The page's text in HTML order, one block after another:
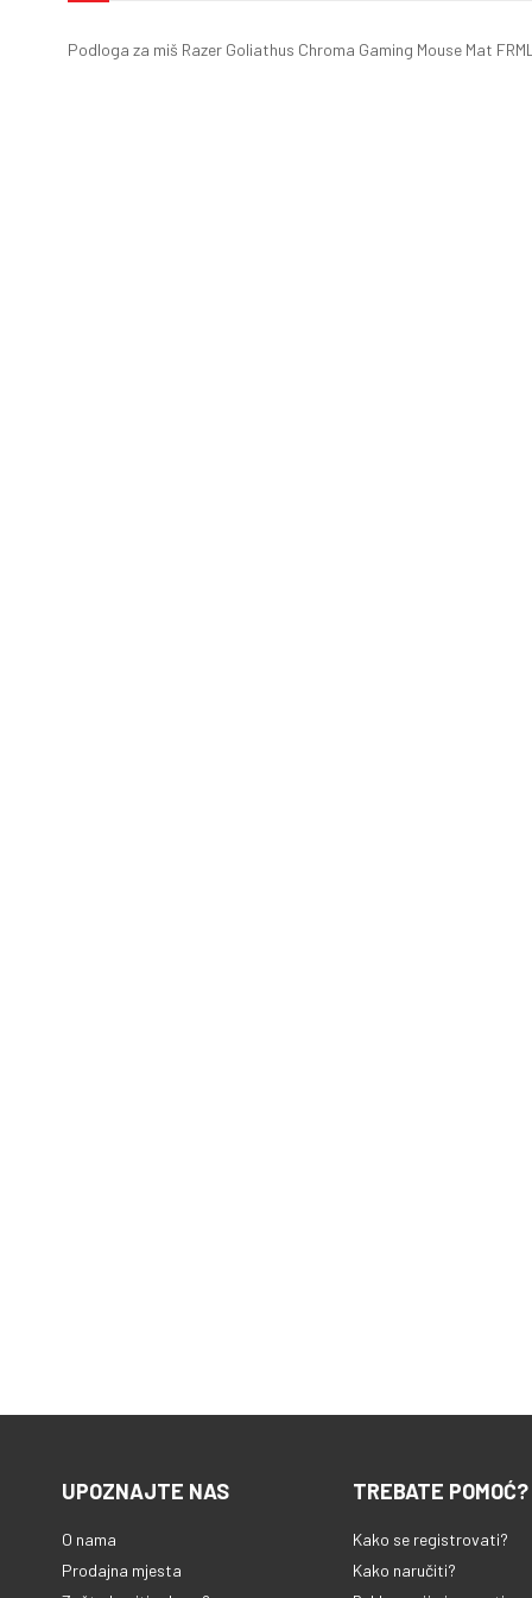
Podloga za miš Razer Goliathus Chroma Gaming Mouse Mat
UPOZNAJTE NAS
O nama
Prodajna mjesta
TREBATE POMOĆ?
Kako se registrovati?
Kako naručiti?